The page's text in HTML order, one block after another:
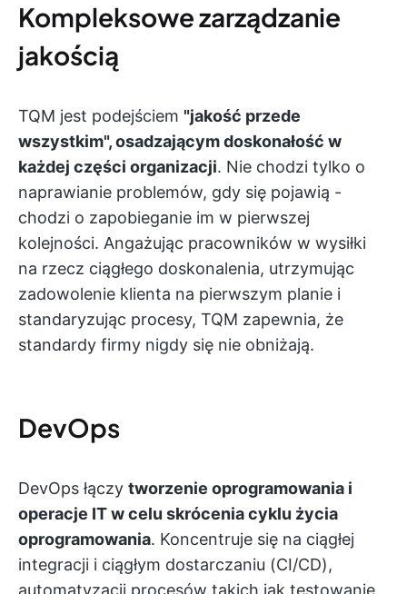
Kompleksowe zarządzanie
jakością
TQM jest podejściem "jakość przede
wszystkim", osadzającym doskonałość w
każdej części organizacji. Nie chodzi tylko o
naprawianie problemów, gdy się pojawią -
chodzi o zapobieganie im w pierwszej
kolejności. Angażując pracowników w wysiłki
na rzecz ciągłego doskonalenia, utrzymując
zadowolenie klienta na pierwszym planie i
standaryzując procesy, TQM zapewnia, że
standardy firmy nigdy się nie obniżają.
DevOps
DevOps łączy tworzenie oprogramowania i
operacje IT w celu skrócenia cyklu życia
oprogramowania. Koncentruje się na ciągłej
integracji i ciągłym dostarczaniu (CI/CD),
automatyzacji procesów takich jak testowanie,